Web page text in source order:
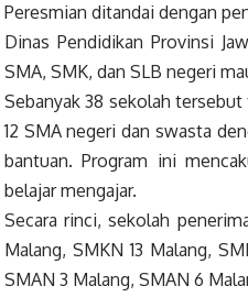
Peresmian ditandai dengan
Dinas Pendidikan Provinsi
SMA, SMK, dan SLB negeri
Sebanyak 38 sekolah
12 SMA negeri dan swasta
bantuan. Program ini
belajar mengajar.
Secara rinci, sekolah
Malang, SMKN 13 Malang,
SMAN 3 Malang, SMAN 6